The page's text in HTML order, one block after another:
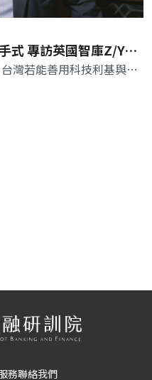
從格雷欣出發 台灣金融新起手式 專訪英國智庫Z/Yen集團主席麥可‧麥內利
金融中心成功關鍵在於差異化。台灣若能善用科技利基與彈性環境，以吸引頂尖人才，累積知識基礎，金融發展將有更多可能。
務聯絡我們